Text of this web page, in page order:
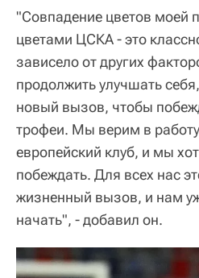
"Совпадение цветов моей
цветами ЦСКА - это
зависело от других
продолжить улучшать
новый вызов, чтобы
трофеи. Мы верим в
европейский клуб, и мы
побеждать. Для всех нас
жизненный вызов, и нам
начать", - добавил он.